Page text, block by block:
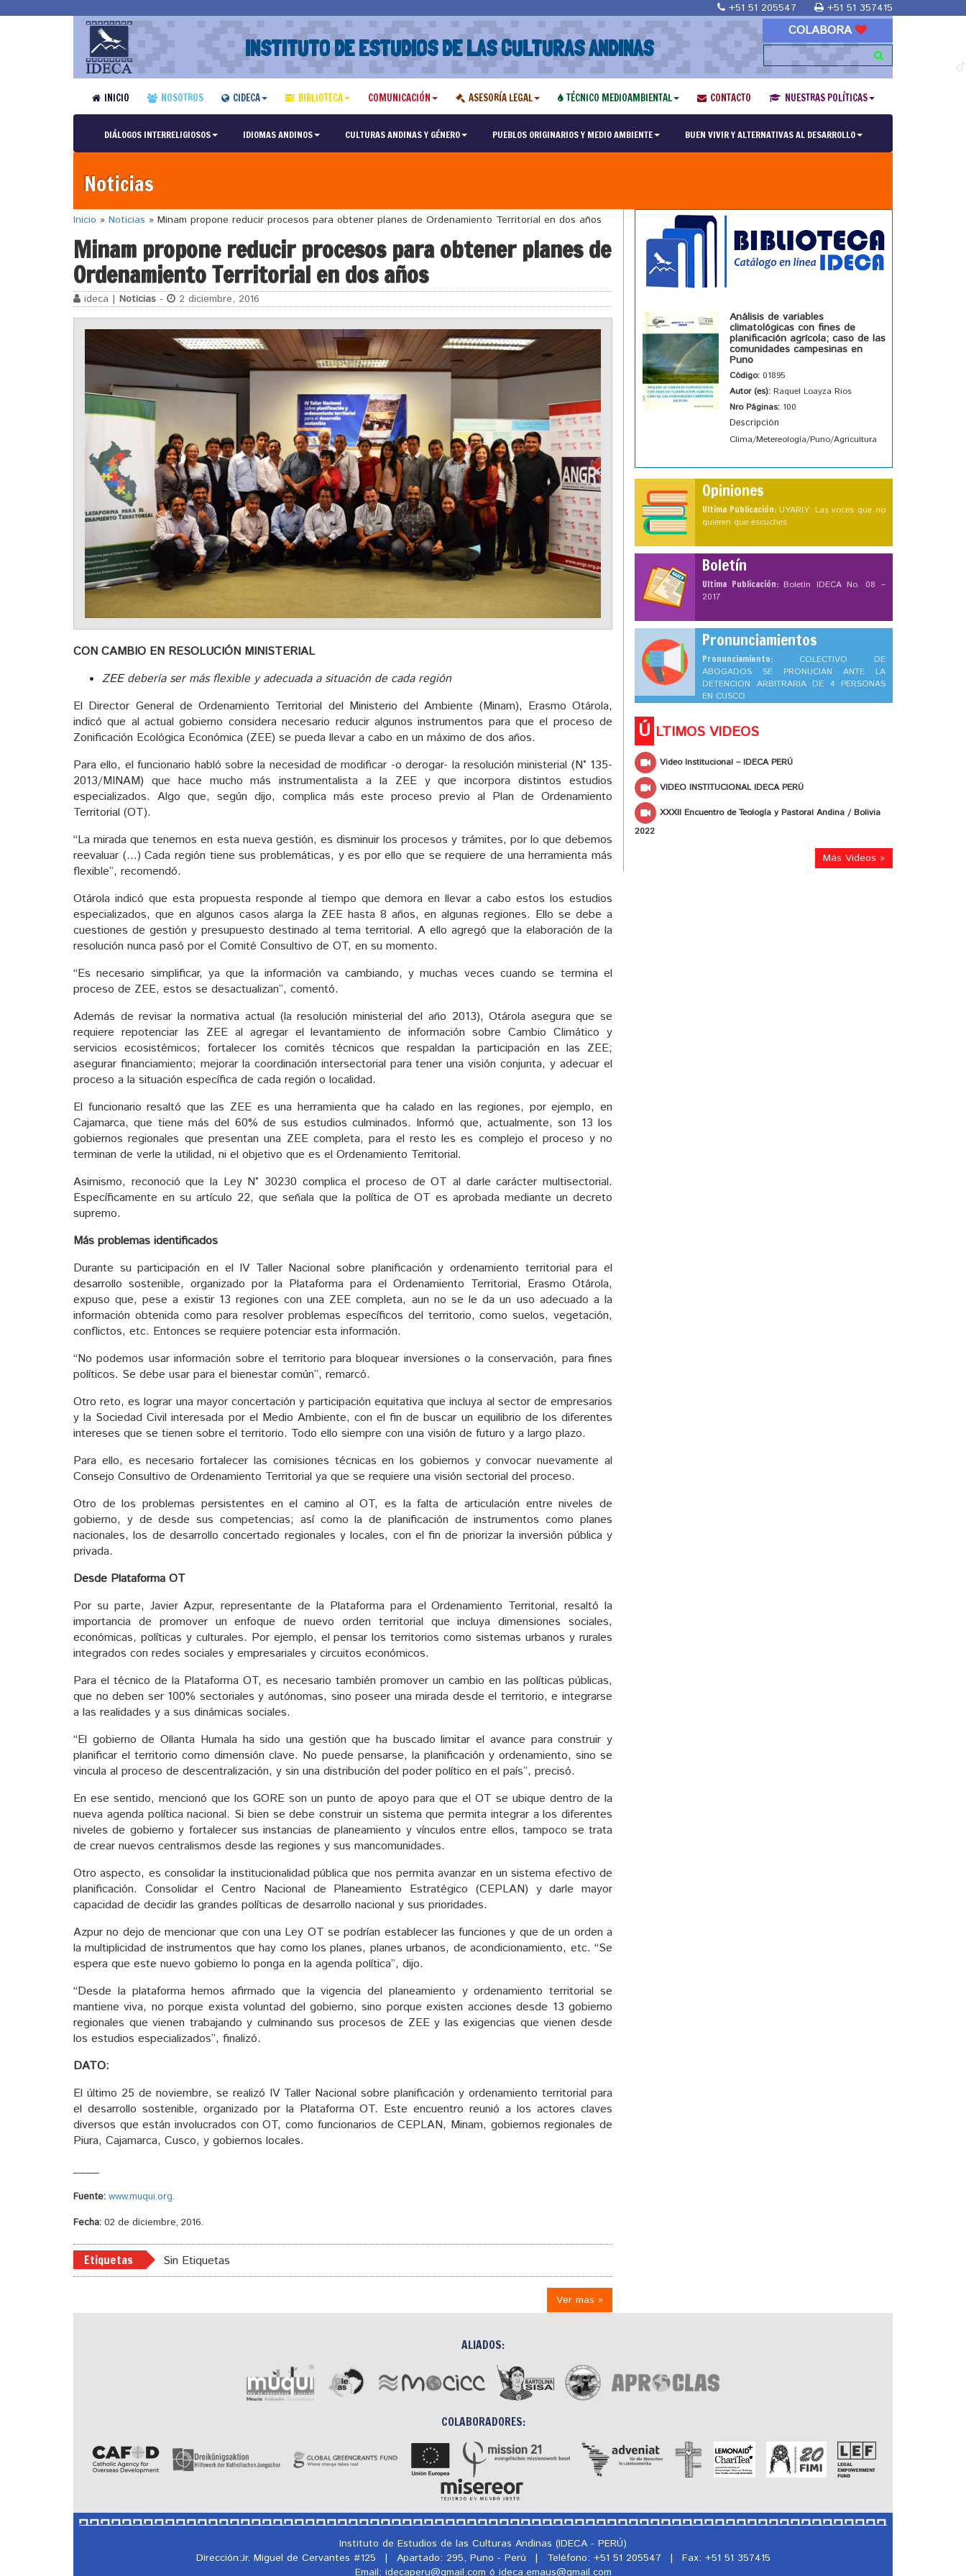
+51 51 205547 +51 51 357415
INSTITUTO DE ESTUDIOS DE LAS CULTURAS ANDINAS
COLABORA
INICIO NOSOTROS CIDECA BIBLIOTECA COMUNICACIÓN ASESORÍA LEGAL TÉCNICO MEDIOAMBIENTAL CONTACTO NUESTRAS POLÍTICAS
DIÁLOGOS INTERRELIGIOSOS IDIOMAS ANDINOS CULTURAS ANDINAS Y GÉNERO PUEBLOS ORIGINARIOS Y MEDIO AMBIENTE BUEN VIVIR Y ALTERNATIVAS AL DESARROLLO
Noticias
Inicio » Noticias » Minam propone reducir procesos para obtener planes de Ordenamiento Territorial en dos años
Minam propone reducir procesos para obtener planes de
Ordenamiento Territorial en dos años
ideca | Noticias - 2 diciembre, 2016
CON CAMBIO EN RESOLUCIÓN MINISTERIAL
ZEE debería ser más flexible y adecuada a situación de cada región
El Director General de Ordenamiento Territorial del Ministerio del Ambiente (Minam), Erasmo Otárola,
indicó que al actual gobierno considera necesario reducir algunos instrumentos para que el proceso de
Zonificación Ecológica Económica (ZEE) se pueda llevar a cabo en un máximo de dos años.
Para ello, el funcionario habló sobre la necesidad de modificar -o derogar- la resolución ministerial (N° 135-
2013/MINAM) que hace mucho más instrumentalista a la ZEE y que incorpora distintos estudios
especializados. Algo que, según dijo, complica más este proceso previo al Plan de Ordenamiento
Territorial (OT).
“La mirada que tenemos en esta nueva gestión, es disminuir los procesos y trámites, por lo que debemos
reevaluar (…) Cada región tiene sus problemáticas, y es por ello que se requiere de una herramienta más
flexible”, recomendó.
Otárola indicó que esta propuesta responde al tiempo que demora en llevar a cabo estos los estudios
especializados, que en algunos casos alarga la ZEE hasta 8 años, en algunas regiones. Ello se debe a
cuestiones de gestión y presupuesto destinado al tema territorial. A ello agregó que la elaboración de la
resolución nunca pasó por el Comité Consultivo de OT, en su momento.
“Es necesario simplificar, ya que la información va cambiando, y muchas veces cuando se termina el
proceso de ZEE, estos se desactualizan”, comentó.
Además de revisar la normativa actual (la resolución ministerial del año 2013), Otárola asegura que se
requiere repotenciar las ZEE al agregar el levantamiento de información sobre Cambio Climático y
servicios ecosistémicos; fortalecer los comités técnicos que respaldan la participación en las ZEE;
asegurar financiamiento; mejorar la coordinación intersectorial para tener una visión conjunta, y adecuar el
proceso a la situación específica de cada región o localidad.
El funcionario resaltó que las ZEE es una herramienta que ha calado en las regiones, por ejemplo, en
Cajamarca, que tiene más del 60% de sus estudios culminados. Informó que, actualmente, son 13 los
gobiernos regionales que presentan una ZEE completa, para el resto les es complejo el proceso y no
terminan de verle la utilidad, ni el objetivo que es el Ordenamiento Territorial.
Asimismo, reconoció que la Ley N° 30230 complica el proceso de OT al darle carácter multisectorial.
Específicamente en su artículo 22, que señala que la política de OT es aprobada mediante un decreto
supremo.
Más problemas identificados
Durante su participación en el IV Taller Nacional sobre planificación y ordenamiento territorial para el
desarrollo sostenible, organizado por la Plataforma para el Ordenamiento Territorial, Erasmo Otárola,
expuso que, pese a existir 13 regiones con una ZEE completa, aun no se le da un uso adecuado a la
información obtenida como para resolver problemas específicos del territorio, como suelos, vegetación,
conflictos, etc. Entonces se requiere potenciar esta información.
“No podemos usar información sobre el territorio para bloquear inversiones o la conservación, para fines
políticos. Se debe usar para el bienestar común”, remarcó.
Otro reto, es lograr una mayor concertación y participación equitativa que incluya al sector de empresarios
y la Sociedad Civil interesada por el Medio Ambiente, con el fin de buscar un equilibrio de los diferentes
intereses que se tienen sobre el territorio. Todo ello siempre con una visión de futuro y a largo plazo.
Para ello, es necesario fortalecer las comisiones técnicas en los gobiernos y convocar nuevamente al
Consejo Consultivo de Ordenamiento Territorial ya que se requiere una visión sectorial del proceso.
Otro de los problemas persistentes en el camino al OT, es la falta de articulación entre niveles de
gobierno, y de desde sus competencias; así como la de planificación de instrumentos como planes
nacionales, los de desarrollo concertado regionales y locales, con el fin de priorizar la inversión pública y
privada.
Desde Plataforma OT
Por su parte, Javier Azpur, representante de la Plataforma para el Ordenamiento Territorial, resaltó la
importancia de promover un enfoque de nuevo orden territorial que incluya dimensiones sociales,
económicas, políticas y culturales. Por ejemplo, el pensar los territorios como sistemas urbanos y rurales
integrados con redes sociales y empresariales y circuitos económicos.
Para el técnico de la Plataforma OT, es necesario también promover un cambio en las políticas públicas,
que no deben ser 100% sectoriales y autónomas, sino poseer una mirada desde el territorio, e integrarse
a las realidades y a sus dinámicas sociales.
“El gobierno de Ollanta Humala ha sido una gestión que ha buscado limitar el avance para construir y
planificar el territorio como dimensión clave. No puede pensarse, la planificación y ordenamiento, sino se
vincula al proceso de descentralización, y sin una distribución del poder político en el país”, precisó.
En ese sentido, mencionó que los GORE son un punto de apoyo para que el OT se ubique dentro de la
nueva agenda política nacional. Si bien se debe construir un sistema que permita integrar a los diferentes
niveles de gobierno y fortalecer sus instancias de planeamiento y vínculos entre ellos, tampoco se trata
de crear nuevos centralismos desde las regiones y sus mancomunidades.
Otro aspecto, es consolidar la institucionalidad pública que nos permita avanzar en un sistema efectivo de
planificación. Consolidar el Centro Nacional de Planeamiento Estratégico (CEPLAN) y darle mayor
capacidad de decidir las grandes políticas de desarrollo nacional y sus prioridades.
Azpur no dejo de mencionar que con una Ley OT se podrían establecer las funciones y que de un orden a
la multiplicidad de instrumentos que hay como los planes, planes urbanos, de acondicionamiento, etc. “Se
espera que este nuevo gobierno lo ponga en la agenda política”, dijo.
“Desde la plataforma hemos afirmado que la vigencia del planeamiento y ordenamiento territorial se
mantiene viva, no porque exista voluntad del gobierno, sino porque existen acciones desde 13 gobierno
regionales que vienen trabajando y culminando sus procesos de ZEE y las exigencias que vienen desde
los estudios especializados”, finalizó.
DATO:
El último 25 de noviembre, se realizó IV Taller Nacional sobre planificación y ordenamiento territorial para
el desarrollo sostenible, organizado por la Plataforma OT. Este encuentro reunió a los actores claves
diversos que están involucrados con OT, como funcionarios de CEPLAN, Minam, gobiernos regionales de
Piura, Cajamarca, Cusco, y gobiernos locales.
Fuente: www.muqui.org.
Fecha: 02 de diciembre, 2016.
Etiquetas Sin Etiquetas
Ver mas »
Análisis de variables
climatológicas con fines de
planificación agrícola; caso de las
comunidades campesinas en
Puno
Código: 01895
Autor (es): Raquel Loayza Rios
Nro Páginas: 100
Descripción
Clima/Metereología/Puno/Agricultura
Opiniones
Ultima Publicación: UYARIY: Las voces que no
quieren que escuches
Boletín
Ultima Publicación: Boletín IDECA No. 08 –
2017
Pronunciamientos
Pronunciamiento: COLECTIVO DE
ABOGADOS SE PRONUCIAN ANTE LA
DETENCION ARBITRARIA DE 4 PERSONAS
EN CUSCO
Ú LTIMOS VIDEOS
Video Institucional – IDECA PERÚ
VIDEO INSTITUCIONAL IDECA PERÚ
XXXII Encuentro de Teología y Pastoral Andina / Bolivia
2022
Más Videos »
ALIADOS:
COLABORADORES:
Instituto de Estudios de las Culturas Andinas (IDECA - PERÚ)
Dirección:Jr. Miguel de Cervantes #125
| Apartado: 295, Puno - Perú | Teléfono: +51 51 205547 |
Fax: +51 51 357415
Email: idecaperu@gmail.com ó ideca.emaus@gmail.com